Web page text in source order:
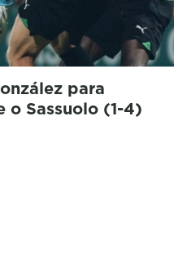
para
o Sassuolo (1-4)